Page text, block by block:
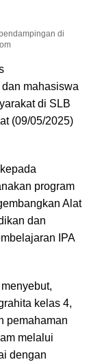
di
mahasiswa
di SLB
(09/05/2025)
program
Alat
dan
IPA
kelas 4,
pemahaman
melalui
dengan